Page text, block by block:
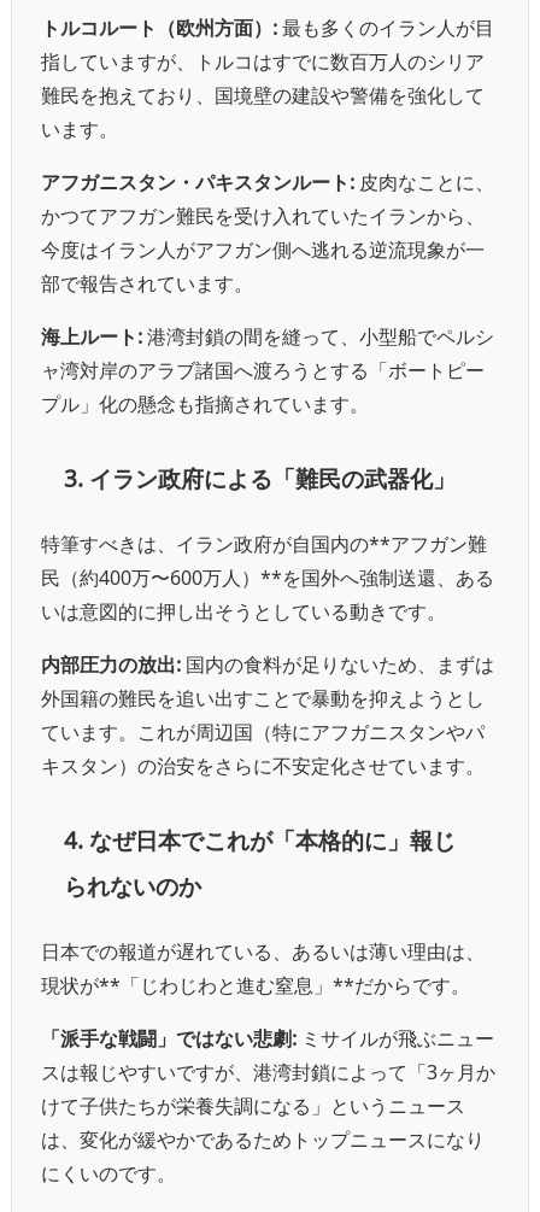
トルコルート（欧州方面）:最も多くのイラン人が目
指していますが、トルコはすでに数百万人のシリア
難民を抱えており、国境壁の建設や警備を強化して
います。
アフガニスタン・パキスタンルート: 皮肉なことに、
かつてアフガン難民を受け入れていたイランから、
今度はイラン人がアフガン側へ逃れる逆流現象が一
部で報告されています。
海上ルート:港湾封鎖の間を縫って、小型船でペルシ
ャ湾対岸のアラブ諸国へ渡ろうとする「ボートピー
プル」化の懸念も指摘されています。
3. イラン政府による「難民の武器化」
特筆すべきは、イラン政府が自国内の**アフガン難
民（約400万〜600万人）**を国外へ強制送還、ある
いは意図的に押し出そうとしている動きです。
内部圧力の放出: 国内の食料が足りないため、まずは
外国籍の難民を追い出すことで暴動を抑えようとし
ています。これが周辺国（特にアフガニスタンやパ
キスタン）の治安をさらに不安定化させています。
4. なぜ日本でこれが「本格的に」報じ
られないのか
日本での報道が遅れている、あるいは薄い理由は、
現状が**「じわじわと進む窒息」**だからです。
「派手な戦闘」ではない悲劇: ミサイルが飛ぶニュー
スは報じやすいですが、港湾封鎖によって「3ヶ月か
けて子供たちが栄養失調になる」というニュース
は、変化が緩やかであるためトップニュースになり
にくいのです。